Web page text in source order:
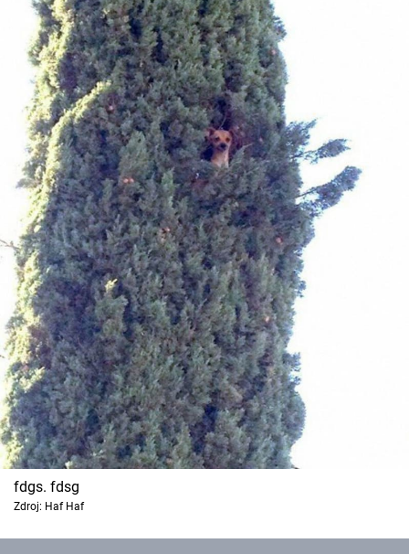
fdgs. fdsg
Zdroj: Haf Haf